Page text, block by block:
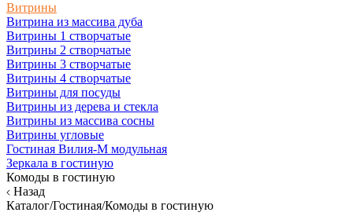
Витрины
Витрина из массива дуба
Витрины 1 створчатые
Витрины 2 створчатые
Витрины 3 створчатые
Витрины 4 створчатые
Витрины для посуды
Витрины из дерева и стекла
Витрины из массива сосны
Витрины угловые
Гостиная Вилия-М модульная
Зеркала в гостиную
Комоды в гостиную
Назад
Каталог/Гостиная/Комоды в гостиную